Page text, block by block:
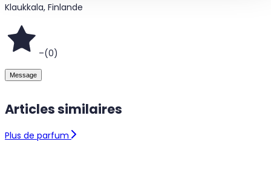
Articles similaires
Plus de parfum
Klaukkala, Finlande
–(0)
Message